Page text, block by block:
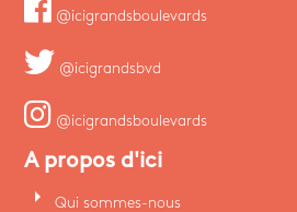
@icigrandsboulevards
@icigrandsbvd
@icigrandsboulevards
A propos d'ici
arrow_right Qui sommes-nous